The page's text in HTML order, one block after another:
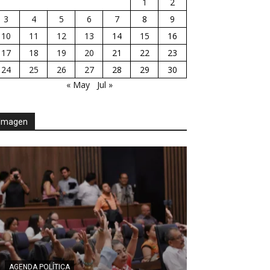
3
4 5 6 7 8
9
10
11 12 13 14 15
16
17
18 19 20 21 22
23
24
25 26 27 28 29
30
« May
Jul »
AGENDA POLÍTICA